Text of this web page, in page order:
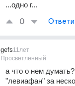
...одно г...
0
gefs
Просветленный
11лет
а что о нем думать?
"левиафан" за